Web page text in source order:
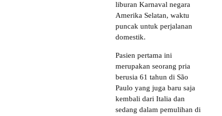
liburan Karnaval negara
Amerika Selatan, waktu
puncak untuk perjalanan
domestik.
Pasien pertama ini
merupakan seorang pria
berusia 61 tahun di São
Paulo yang juga baru saja
kembali dari Italia dan
sedang dalam pemulihan di